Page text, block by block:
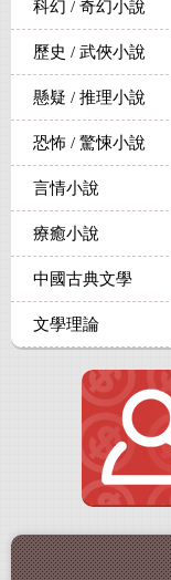
科幻 / 奇幻小說
歷史 / 武俠小說
懸疑 / 推理小說
恐怖 / 驚悚小說
言情小說
療癒小說
中國古典文學
文學理論